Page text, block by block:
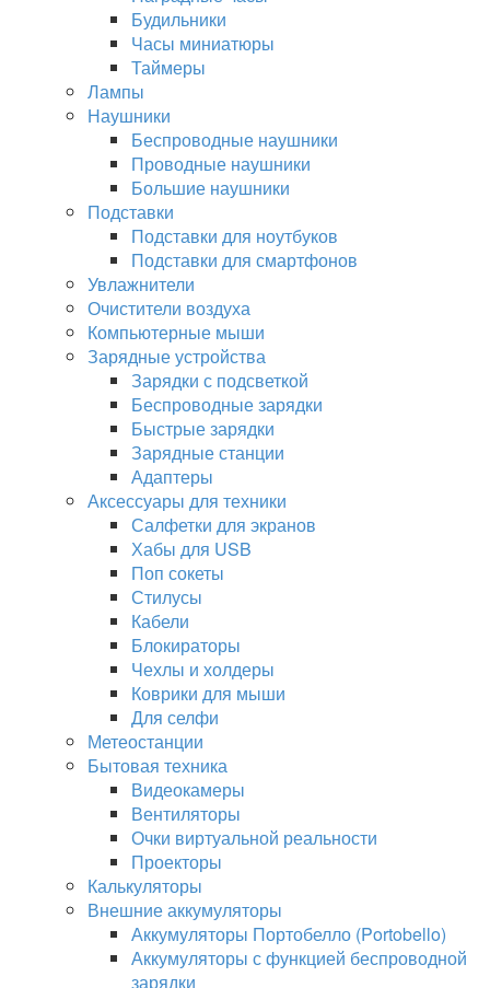
Будильники
Часы миниатюры
Таймеры
Лампы
Наушники
Беспроводные наушники
Проводные наушники
Большие наушники
Подставки
Подставки для ноутбуков
Подставки для смартфонов
Увлажнители
Очистители воздуха
Компьютерные мыши
Зарядные устройства
Зарядки с подсветкой
Беспроводные зарядки
Быстрые зарядки
Зарядные станции
Адаптеры
Аксессуары для техники
Салфетки для экранов
Хабы для USB
Поп сокеты
Стилусы
Кабели
Блокираторы
Чехлы и холдеры
Коврики для мыши
Для селфи
Метеостанции
Бытовая техника
Видеокамеры
Вентиляторы
Очки виртуальной реальности
Проекторы
Калькуляторы
Внешние аккумуляторы
Аккумуляторы Портобелло (Portobello)
Аккумуляторы с функцией беспроводной
зарядки